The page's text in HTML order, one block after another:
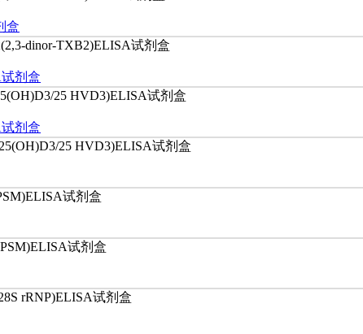
dinor-TXB2)ELISA试剂盒
盒
dinor-TXB2)ELISA试剂盒
剂盒
25 HVD3)ELISA试剂盒
剂盒
25 HVD3)ELISA试剂盒
试剂盒
试剂盒